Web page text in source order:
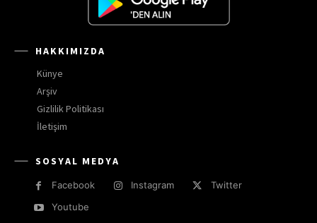
HAKKIMIZDA
Künye
Arşiv
Gizlilik Politikası
İletişim
SOSYAL MEDYA
Facebook Instagram
Twitter
Youtube